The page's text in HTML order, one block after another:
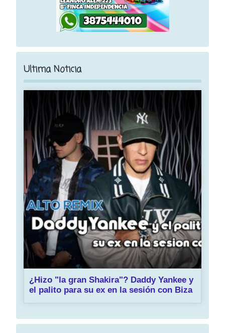
Ultima Noticia
¿Hizo "la gran Shakira"? Daddy Yankee y
el palito para su ex en la sesión con Biza